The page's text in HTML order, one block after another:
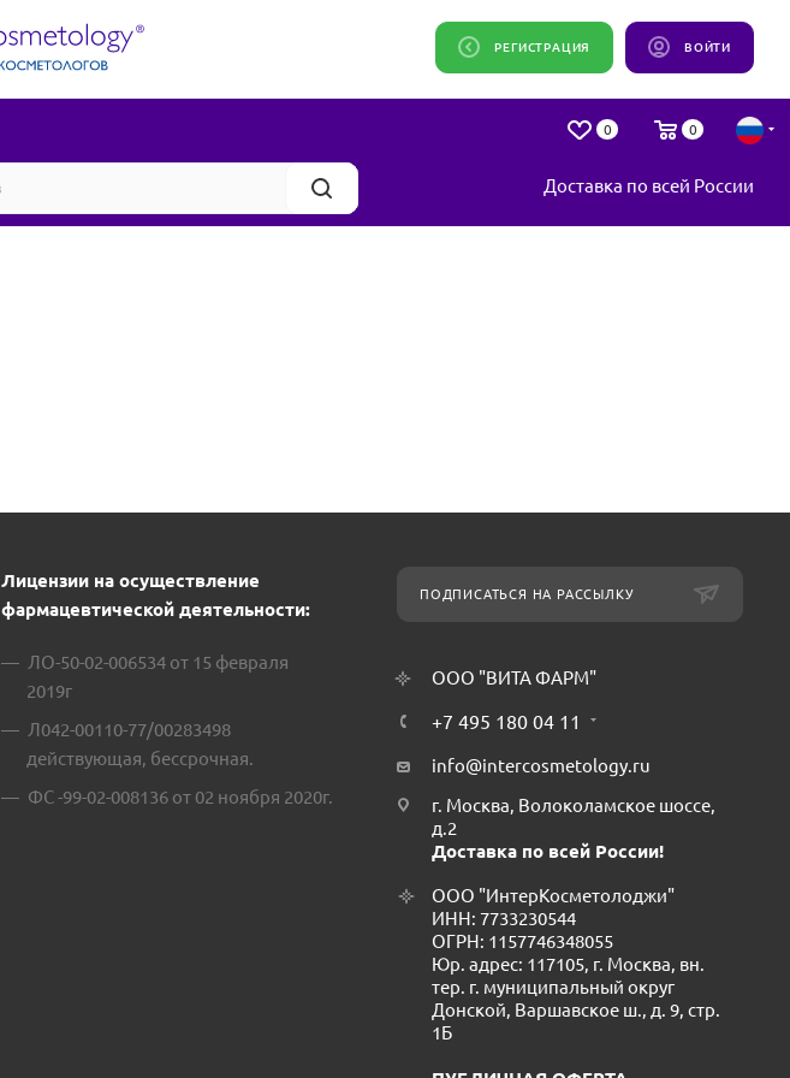
ВОЙТИ
РЕГИСТРАЦИЯ
0 0
Доставка по всей России
Лицензии на осуществление
фармацевтической деятельности:
ЛО-50-02-006534 от 15 февраля
2019г
Л042-00110-77/00283498
действующая, бессрочная.
ФС -99-02-008136 от 02 ноября 2020г.
ПОДПИСАТЬСЯ НА РАССЫЛКУ
ООО "ВИТА ФАРМ"
+7 495 180 04 11
info@intercosmetology.ru
г. Москва, Волоколамское шоссе,
д.2
Доставка по всей России!
ООО "ИнтерКосметолоджи"
ИНН: 7733230544
ОГРН: 1157746348055
Юр. адрес: 117105, г. Москва, вн.
тер. г. муниципальный округ
Донской, Варшавское ш., д. 9, стр.
1Б